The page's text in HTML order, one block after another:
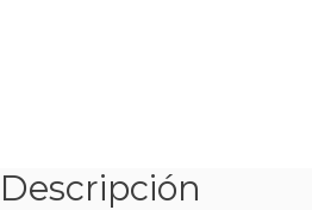
Descripción